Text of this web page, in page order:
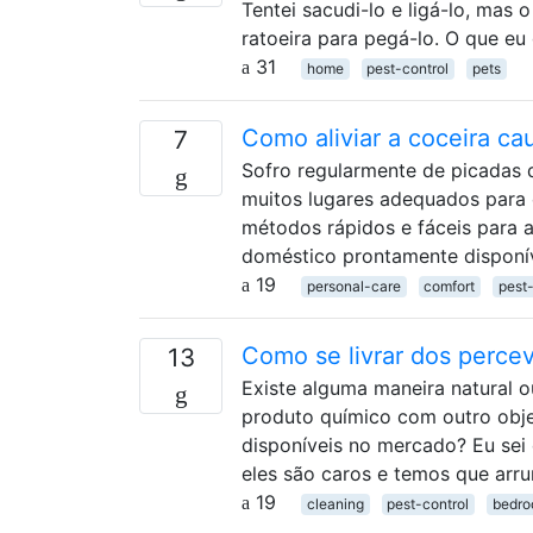
Tentei sacudi-lo e ligá-lo, mas
ratoeira para pegá-lo. O que
31
home pest-control pets
7 Como aliviar a coceira
Sofro regularmente de picadas
muitos lugares adequados
métodos rápidos e fáceis para
doméstico prontamente
19
personal-care comfort
13 Como se livrar dos
Existe alguma maneira natural
produto químico com outro
disponíveis no mercado? Eu
eles são caros e temos que
19
cleaning pest-control